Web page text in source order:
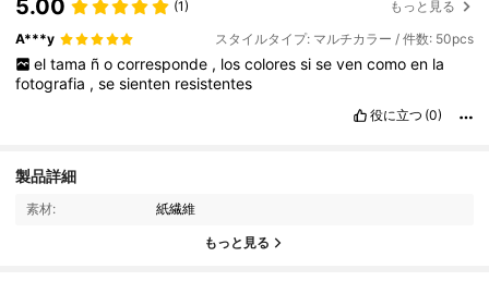
5.00 (1) もっと見る
A***y スタイルタイプ: マルチカラー / 件数: 50pcs
el tama ñ o corresponde , los colores si se ven como en la
fotografia ,sesienten resistentes
役に立つ (0)
製品詳細
素材: 紙繊維
もっと見る
10 フォロワー